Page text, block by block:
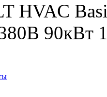
HVAC
90кВт